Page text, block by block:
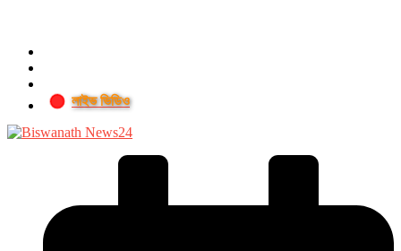
লাইভ ভিডিও